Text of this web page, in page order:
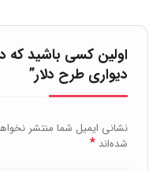
اولین کسی باشید
دیواری طرح دلار”
نشانی ایمیل شما منتشر
شده‌اند *